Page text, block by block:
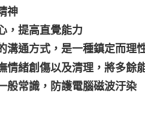
神
，提高直覺能力
溝通方式，是一種鎮定而理
情緒創傷以及清理，將多餘
般常識，防護電腦磁波汙染